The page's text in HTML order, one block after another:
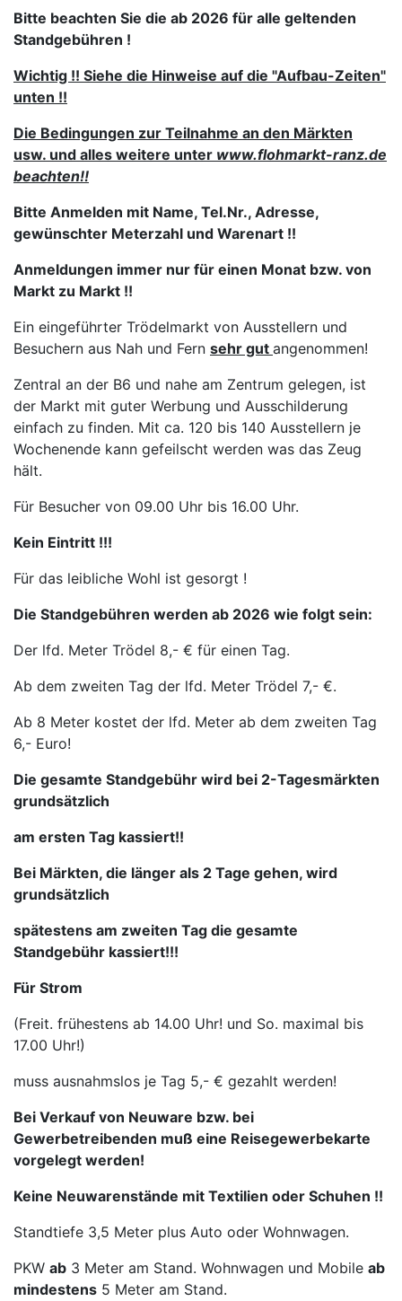
Bitte beachten Sie die ab 2026 für alle geltenden
Standgebühren !
Wichtig !! Siehe die Hinweise auf die "Aufbau-Zeiten"
unten !!
Die Bedingungen zur Teilnahme an den Märkten
usw. und alles weitere unter www.flohmarkt-ranz.de
beachten!!
Bitte Anmelden mit Name, Tel.Nr., Adresse,
gewünschter Meterzahl und Warenart !!
Anmeldungen immer nur für einen Monat bzw. von
Markt zu Markt !!
Ein eingeführter Trödelmarkt von Ausstellern und
Besuchern aus Nah und Fern sehr gut angenommen!
Zentral an der B6 und nahe am Zentrum gelegen, ist
der Markt mit guter Werbung und Ausschilderung
einfach zu finden. Mit ca. 120 bis 140 Ausstellern je
Wochenende kann gefeilscht werden was das Zeug
hält.
Für Besucher von 09.00 Uhr bis 16.00 Uhr.
Kein Eintritt !!!
Für das leibliche Wohl ist gesorgt !
Die Standgebühren werden ab 2026 wie folgt sein:
Der lfd. Meter Trödel 8,- € für einen Tag.
Ab dem zweiten Tag der lfd. Meter Trödel 7,- €.
Ab 8 Meter kostet der lfd. Meter ab dem zweiten Tag
6,- Euro!
Die gesamte Standgebühr wird bei 2-Tagesmärkten
grundsätzlich
am ersten Tag kassiert!!
Bei Märkten, die länger als 2 Tage gehen, wird
grundsätzlich
spätestens am zweiten Tag die gesamte
Standgebühr kassiert!!!
Für Strom
(Freit. frühestens ab 14.00 Uhr! und So. maximal bis
17.00 Uhr!)
muss ausnahmslos je Tag 5,- € gezahlt werden!
Bei Verkauf von Neuware bzw. bei
Gewerbetreibenden muß eine Reisegewerbekarte
vorgelegt werden!
Keine Neuwarenstände mit Textilien oder Schuhen !!
Standtiefe 3,5 Meter plus Auto oder Wohnwagen.
PKW ab 3 Meter am Stand. Wohnwagen und Mobile ab
mindestens 5 Meter am Stand.